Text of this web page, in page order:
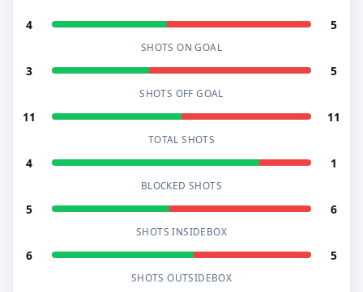
4 5
SHOTS ON GOAL
3 5
SHOTS OFF GOAL
11 11
TOTAL SHOTS
4 1
BLOCKED SHOTS
5 6
SHOTS INSIDEBOX
6 5
SHOTS OUTSIDEBOX